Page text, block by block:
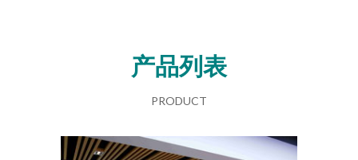
产品列表
PRODUCT